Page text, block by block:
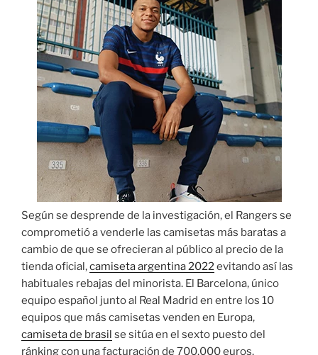
Según se desprende de la investigación, el Rangers se
comprometió a venderle las camisetas más baratas a
cambio de que se ofrecieran al público al precio de la
tienda oficial,camiseta argentina 2022 evitando así las
habituales rebajas del minorista. El Barcelona, único
equipo español junto al Real Madrid en entre los 10
equipos que más camisetas venden en Europa,
camiseta de brasil se sitúa en el sexto puesto del
ránking con una facturación de 700.000 euros.